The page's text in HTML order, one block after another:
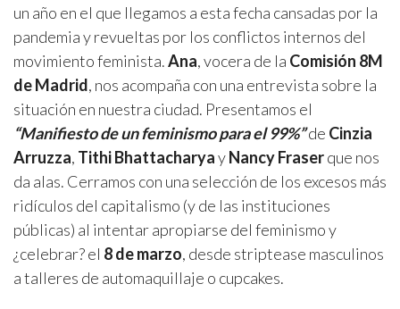
un año en el que llegamos a esta fecha cansadas por la
pandemia y revueltas por los conflictos internos del
movimiento feminista.Ana, vocera de la Comisión 8M
de Madrid, nos acompaña con una entrevista sobre la
situación en nuestra ciudad. Presentamos el
“Manifiesto de un feminismo para el 99%”de Cinzia
Arruzza, Tithi BhattacharyayNancy Fraserque nos
da alas. Cerramos con una selección de los excesos más
ridículos del capitalismo (y de las instituciones
públicas) al intentar apropiarse del feminismo y
¿celebrar? el 8 de marzo, desde striptease masculinos
a talleres de automaquillaje o cupcakes.